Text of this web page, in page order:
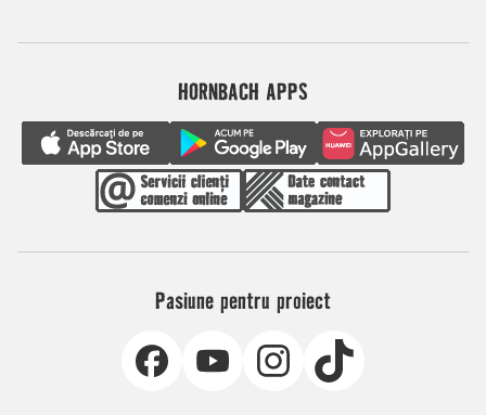
HORNBACH APPS
Pasiune pentru proiect